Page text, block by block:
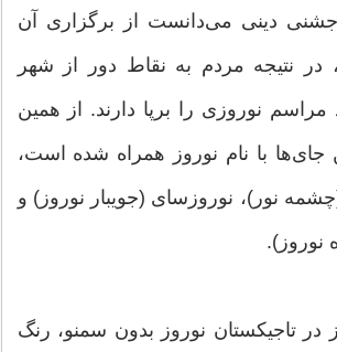
جشنی دینی می‌دانست از برگزاری آن
در نتیجه مردم به نقاط دور از شهر
مراسم نوروزی را برپا دارند. از همین
جای‌ها با نام نوروز همراه شده است،
نور)، نوروز‌سای (جویبار نوروز) و
نوروز).
در تاجیکستان نوروز بدون سمنو، رنگ